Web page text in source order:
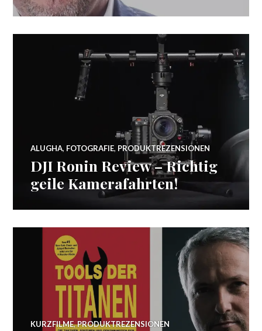
ALUGHA, FOTOGRAFIE, PRODUKTREZENSIONEN
DJI Ronin Review – Richtig
geile Kamerafahrten!
KURZFILME,PRODUKTREZENSIONEN